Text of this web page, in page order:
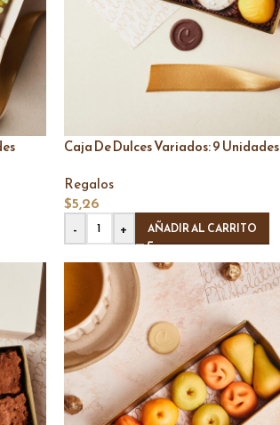
Caja De Dulces Variados: 9 Unidades
Regalos
$5,26
-
+ AÑADIR AL CARRITO